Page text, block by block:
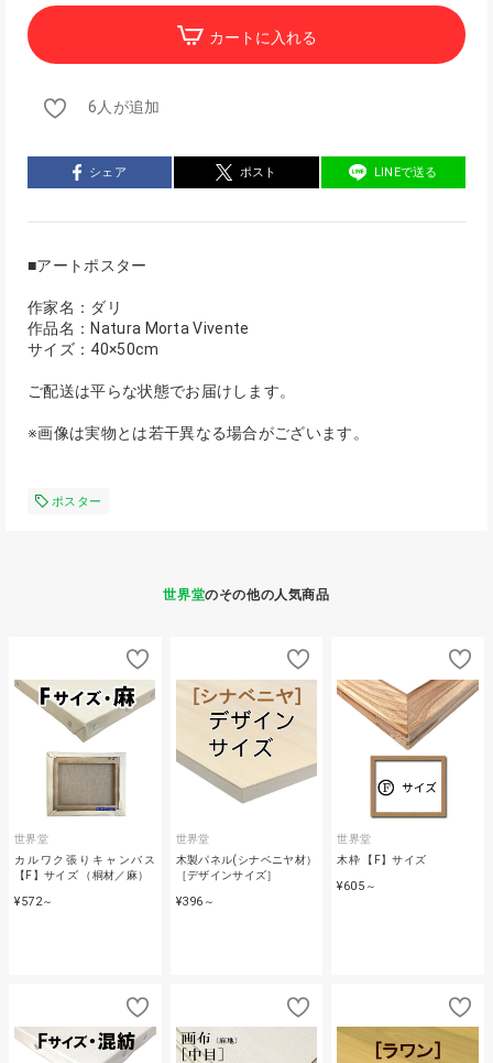
カートに入れる
6人が追加
シェア ポスト LINEで送る
■アートポスター
作家名：ダリ
作品名：Natura Morta Vivente
サイズ：40×50cm
ご配送は平らな状態でお届けします。
※画像は実物とは若干異なる場合がございます。
ポスター
世界堂のその他の人気商品
世界堂
カルワク張りキャンバス
【F】サイズ （桐材／麻）
¥572～
世界堂
木製パネル(シナベニヤ材）
［デザインサイズ］
¥396 ～
世界堂
木枠 【F】サイズ
¥605 ～